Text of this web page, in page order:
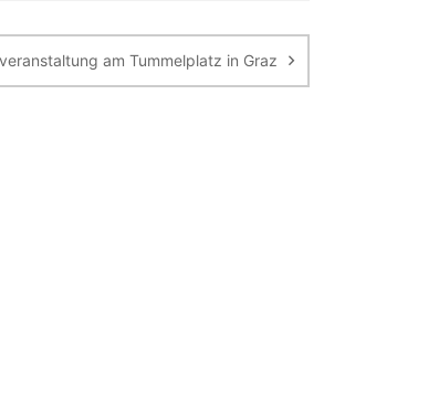
am Tummelplatz in Graz